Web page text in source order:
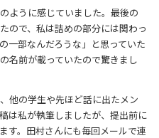
ように感じていました。最後の
ので、私は詰めの部分には関わっ
一部なんだろうな」と思っていた
名前が載っていたので驚きまし
他の学生や先ほど話に出たメン
は私が執筆しましたが、提出前に
す。田村さんにも毎回メールで連